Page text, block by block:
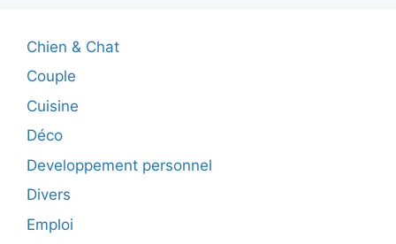
Chien & Chat
Couple
Cuisine
Déco
Developpement personnel
Divers
Emploi